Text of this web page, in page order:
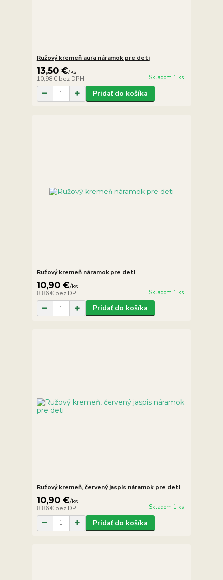
Ružový kremeň aura náramok pre deti
13,50 €/ks
10,98 € bez DPH Skladom 1 ks
Pridať do košíka
Ružový kremeň náramok pre deti
10,90 €/ks
8,86 € bez DPH Skladom 1 ks
Pridať do košíka
Ružový kremeň, červený jaspis náramok pre deti
10,90 €/ks
8,86 € bez DPH Skladom 1 ks
Pridať do košíka